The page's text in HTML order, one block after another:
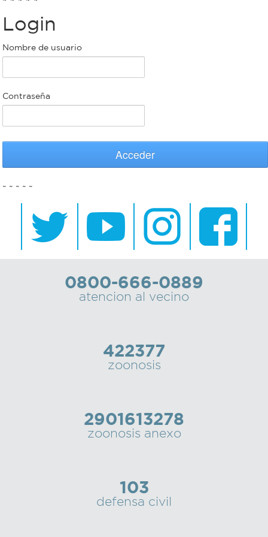
Bromatología
Rentas
Municipal
bondi
Recorrido
colectivos
Recarga
Personal
municipal
Login
Nombre de usuario
Contraseña
Acceder
~ ~ ~ ~ ~
0800-666-0889
atencion al vecino
422377
zoonosis
2901613278
zoonosis anexo
103
defensa civil